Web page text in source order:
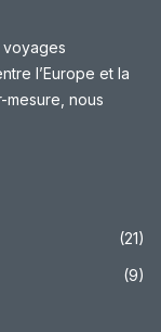
voyages
l’Europe et la
mesure, nous
(21)
(9)